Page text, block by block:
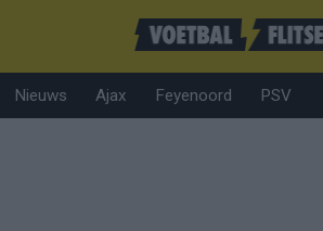
Nieuws Ajax Feyenoord PSV